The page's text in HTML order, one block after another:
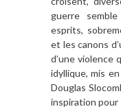
guerre
esprits,
et les canons d’
d’une violence
idyllique, mis
Douglas
inspiration pour